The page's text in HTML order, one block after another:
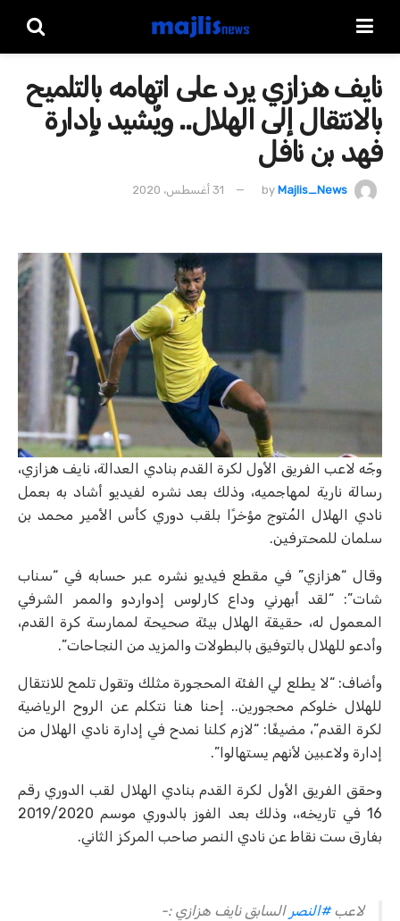
نايف هزازي يرد على اتهامه بالتلميح
بالانتقال إلى الهلال.. ويٌشيد بإدارة
فهد بن نافل
by Majlis_News 31 أغسطس، 2020
وجّه لاعب الفريق الأول لكرة القدم بنادي العدالة، نايف هزازي،
رسالة نارية لمهاجميه، وذلك بعد نشره لفيديو أشاد به بعمل
نادي الهلال المُتوج مؤخرًا بلقب دوري كأس الأمير محمد بن
سلمان للمحترفين.
وقال “هزازي” في مقطع فيديو نشره عبر حسابه في “سناب
شات”: “لقد أبهرني وداع كارلوس إدواردو والممر الشرفي
المعمول له، حقيقة الهلال بيئة صحيحة لممارسة كرة القدم،
وأدعو للهلال بالتوفيق بالبطولات والمزيد من النجاحات”.
وأضاف: “لا يطلع لي الفئة المحجورة مثلك وتقول تلمح للانتقال
للهلال خلوكم محجورين.. إحنا هنا نتكلم عن الروح الرياضية
لكرة القدم”، مضيفًا: “لازم كلنا نمدح في إدارة نادي الهلال من
إدارة ولاعبين لأنهم يستهالوا”.
وحقق الفريق الأول لكرة القدم بنادي الهلال لقب الدوري رقم
16 في تاريخه،، وذلك بعد الفوز بالدوري موسم 2019/2020
بفارق ست نقاط عن نادي النصر صاحب المركز الثاني.
لاعب#النصر السابق نايف هزازي :-